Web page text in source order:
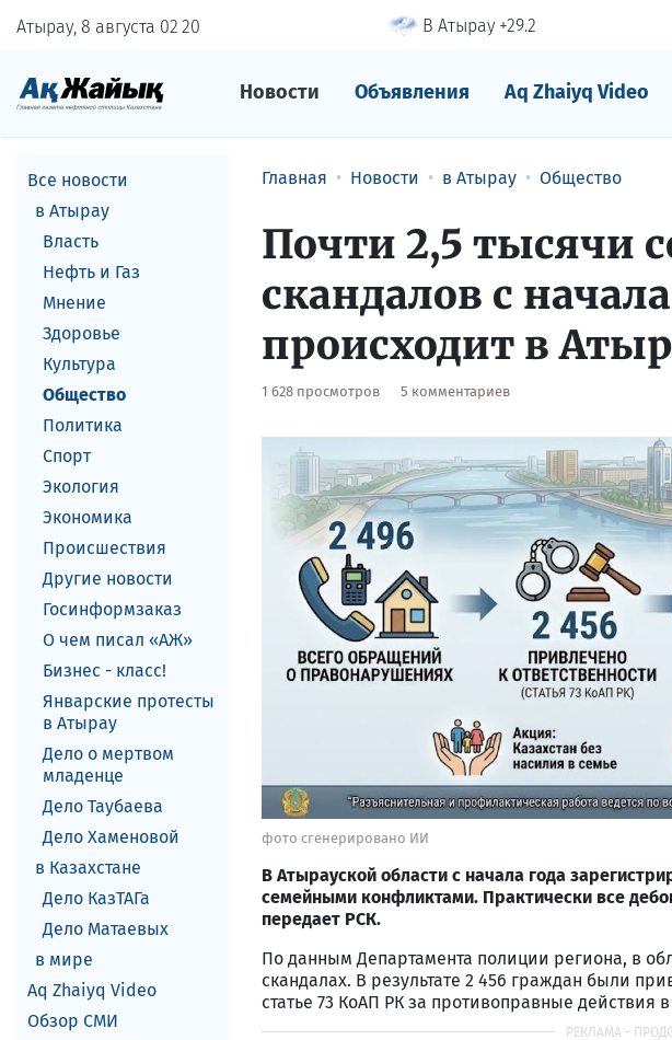
Атырау, 8 августа 02 20 В Атырау +29.2
Новости Объявления Aq Zhaiyq Video
Все новости
в Атырау
Власть
Нефть и Газ
Мнение
Здоровье
Культура
Общество
Политика
Спорт
Экология
Экономика
Происшествия
Другие новости
Госинформзаказ
О чем писал «АЖ»
Бизнес - класс!
Январские протесты
в Атырау
Дело о мертвом
младенце
Дело Таубаева
Дело Хаменовой
в Казахстане
Дело КазТАГа
Дело Матаевых
в мире
Aq Zhaiyq Video
Обзор СМИ
Главная Новости в Атырау Общество
Почти 2,5 тысячи
скандалов с
происходит в
1 628 просмотров 5 комментариев
фото сгенерировано ИИ
В Атырауской области с начала года
семейными конфликтами. Практически все
передает РСК.
По данным Департамента полиции региона, в
скандалах. В результате 2 456 граждан были
статье 73 КоАП РК за противоправные